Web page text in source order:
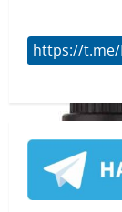
https://t.me/